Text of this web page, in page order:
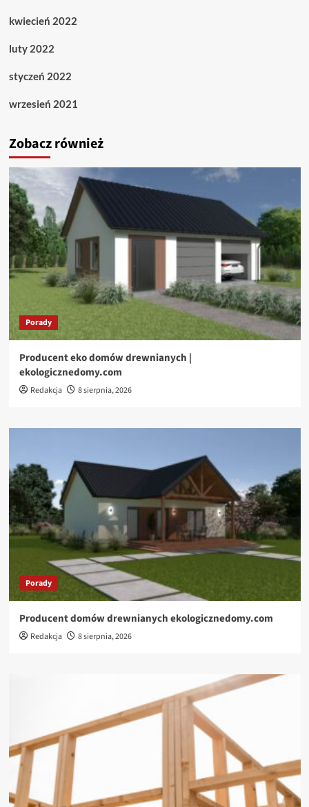
kwiecień 2022
luty 2022
styczeń 2022
wrzesień 2021
Zobacz również
Porady
Producent eko domów drewnianych |
ekologicznedomy.com
Redakcja 8 sierpnia, 2026
Porady
Producent domów drewnianych ekologicznedomy.com
Redakcja 8 sierpnia, 2026